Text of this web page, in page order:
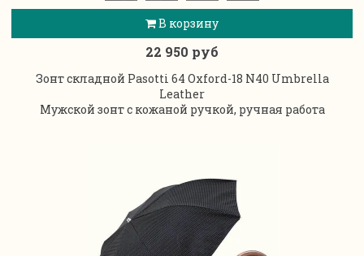
В корзину
22 950 руб
Зонт складной Pasotti 64 Oxford-18 N40 Umbrella
Leather
Мужской зонт с кожаной ручкой, ручная работа